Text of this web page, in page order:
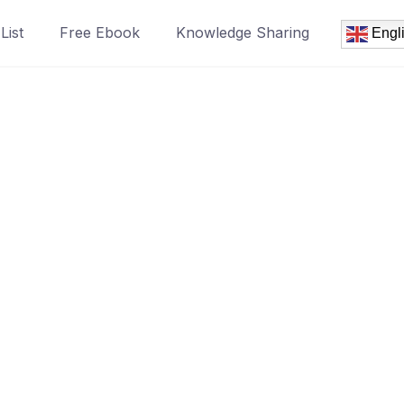
Free Ebook Knowledge Sharing